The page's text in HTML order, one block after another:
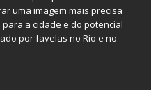
uma imagem mais precisa
a cidade e do potencial
por favelas no Rio e no